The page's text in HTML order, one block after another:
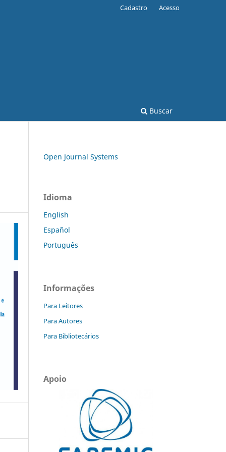
Buscar
Cadastro Acesso
Open Journal Systems
Idioma
English
Español
Português
Informações
Para Leitores
Para Autores
Para Bibliotecários
Apoio